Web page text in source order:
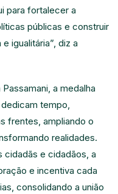
para fortalecer a
públicas e construir
igualitária”, diz a
a medalha
tempo,
frentes, ampliando o
realidades.
cidadãs e cidadãos, a
e incentiva cada
consolidando a união